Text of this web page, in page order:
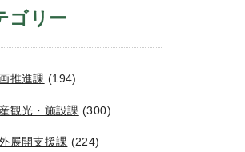
ゴリー
推進課 (194)
観光・施設課 (300)
展開支援課 (224)